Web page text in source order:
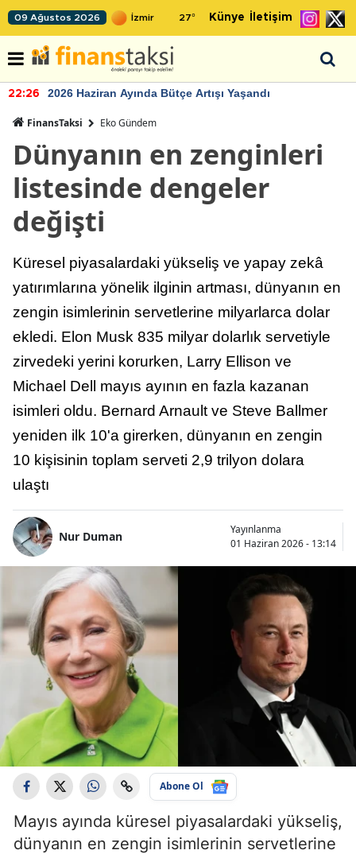
09 Ağustos 2026 27° Künye İletişim
22:26 2026 Haziran Ayında Bütçe Artışı Yaşandı
FinansTaksi Eko Gündem
Dünyanın en zenginleri
listesinde dengeler
değişti
Küresel piyasalardaki yükseliş ve yapay zekâ
yatırımlarına yönelik ilginin artması, dünyanın en
zengin isimlerinin servetlerine milyarlarca dolar
ekledi. Elon Musk 835 milyar dolarlık servetiyle
zirvedeki yerini korurken, Larry Ellison ve
Michael Dell mayıs ayının en fazla kazanan
isimleri oldu. Bernard Arnault ve Steve Ballmer
yeniden ilk 10'a girerken, dünyanın en zengin
10 kişisinin toplam serveti 2,9 trilyon dolara
ulaştı
Nur Duman
Yayınlanma
01 Haziran 2026 - 13:14
Abone Ol
Mayıs ayında küresel piyasalardaki yükseliş,
dünyanın en zengin isimlerinin servetlerine